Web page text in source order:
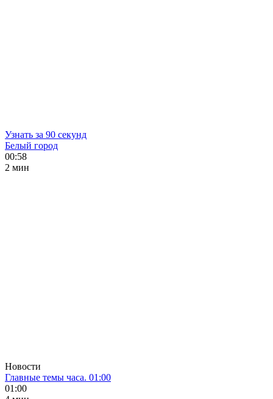
Узнать за 90 секунд
Белый город
00:58
2 мин
Новости
Главные темы часа. 01:00
01:00